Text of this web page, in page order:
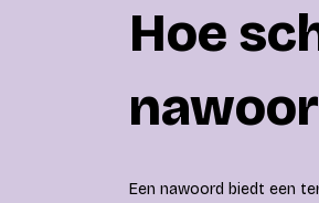
Hoe
Een nawoord biedt een